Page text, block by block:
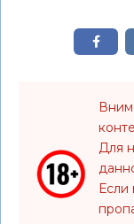
Для
Если